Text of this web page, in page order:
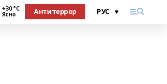
+30 °С
Ясно Антитеррор